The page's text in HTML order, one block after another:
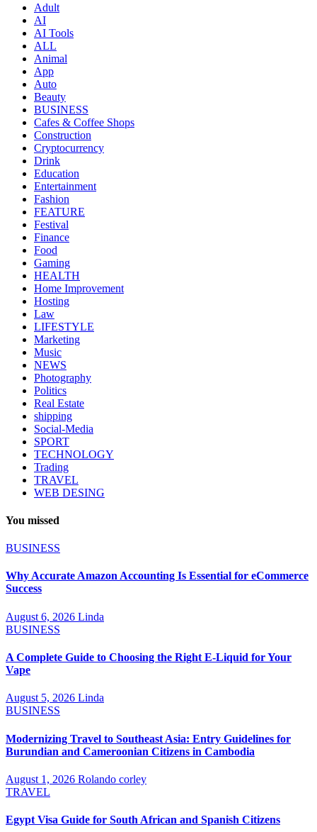
Adult
AI
AI Tools
ALL
Animal
App
Auto
Beauty
BUSINESS
Cafes & Coffee Shops
Construction
Cryptocurrency
Drink
Education
Entertainment
Fashion
FEATURE
Festival
Finance
Food
Gaming
HEALTH
Home Improvement
Hosting
Law
LIFESTYLE
Marketing
Music
NEWS
Photography
Politics
Real Estate
shipping
Social-Media
SPORT
TECHNOLOGY
Trading
TRAVEL
WEB DESING
You missed
BUSINESS
Why Accurate Amazon Accounting Is Essential for eCommerce
Success
August 6, 2026 Linda
BUSINESS
A Complete Guide to Choosing the Right E-Liquid for Your
Vape
August 5, 2026 Linda
BUSINESS
Modernizing Travel to Southeast Asia: Entry Guidelines for
Burundian and Cameroonian Citizens in Cambodia
August 1, 2026 Rolando corley
TRAVEL
Egypt Visa Guide for South African and Spanish Citizens